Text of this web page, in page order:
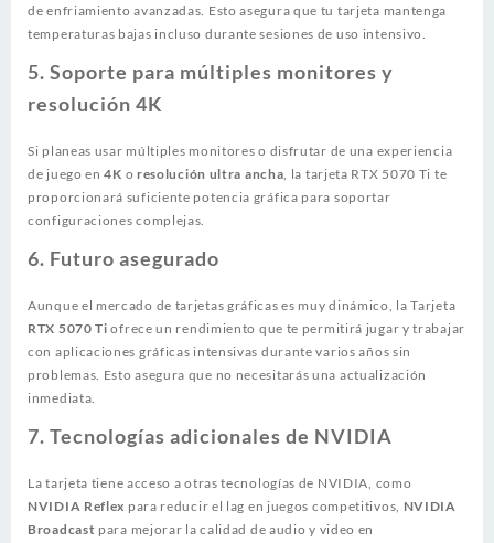
de enfriamiento avanzadas. Esto asegura que tu tarjeta mantenga
temperaturas bajas incluso durante sesiones de uso intensivo.
5. Soporte para múltiples monitores y
resolución 4K
Si planeas usar múltiples monitores o disfrutar de una experiencia
de juego en4K o resolución ultra ancha , la tarjeta RTX 5070 Ti te
proporcionará suficiente potencia gráfica para soportar
configuraciones complejas.
6. Futuro asegurado
Aunque el mercado de tarjetas gráficas es muy dinámico, la Tarjeta
RTX 5070 Ti ofrece un rendimiento que te permitirá jugar y trabajar
con aplicaciones gráficas intensivas durante varios años sin
problemas. Esto asegura que no necesitarás una actualización
inmediata.
7. Tecnologías adicionales de NVIDIA
La tarjeta tiene acceso a otras tecnologías de NVIDIA, como
NVIDIA Reflex para reducir el lag en juegos competitivos, NVIDIA
Broadcast para mejorar la calidad de audio y video en